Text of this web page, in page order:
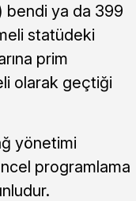
bendi ya da 399
statüdeki
prim
olarak geçtiği
yönetimi
programlama